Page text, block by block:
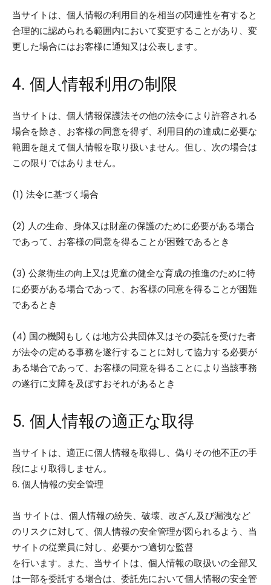
当サイトは、個人情報の利用目的を相当の関連性を有すると
合理的に認められる範囲内において変更することがあり、変
更した場合にはお客様に通知又は公表します。
4. 個人情報利用の制限
当サイトは、個人情報保護法その他の法令により許容される
場合を除き、お客様の同意を得ず、利用目的の達成に必要な
範囲を超えて個人情報を取り扱いません。但し、次の場合は
この限りではありません。
(1) 法令に基づく場合
(2) 人の生命、身体又は財産の保護のために必要がある場合
であって、お客様の同意を得ることが困難であるとき
(3) 公衆衛生の向上又は児童の健全な育成の推進のために特
に必要がある場合であって、お客様の同意を得ることが困難
であるとき
(4) 国の機関もしくは地方公共団体又はその委託を受けた者
が法令の定める事務を遂行することに対して協力する必要が
ある場合であって、お客様の同意を得ることにより当該事務
の遂行に支障を及ぼすおそれがあるとき
5. 個人情報の適正な取得
当サイトは、適正に個人情報を取得し、偽りその他不正の手
段により取得しません。
6. 個人情報の安全管理
当 サイトは、個人情報の紛失、破壊、改ざん及び漏洩など
のリスクに対して、個人情報の安全管理が図られるよう、当
サイトの従業員に対し、必要かつ適切な監督
を行います。また、当サイトは、個人情報の取扱いの全部又
は一部を委託する場合は、委託先において個人情報の安全管